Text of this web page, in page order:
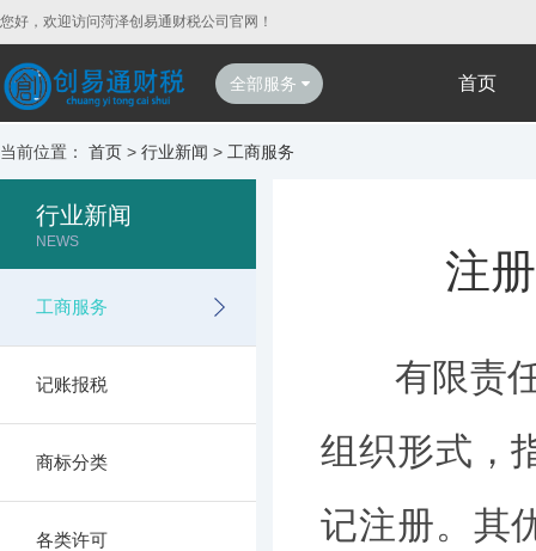
您好，欢迎访问菏泽创易通财税公司官网！
全部服务 首页
当前位置： 首页 > 行业新闻 > 工商服务
行业新闻
NEWS
工商服务
记账报税
商标分类
各类许可
注
有限责任
组织形式，
记注册。其